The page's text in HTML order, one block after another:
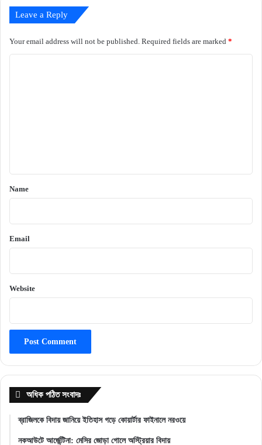
Leave a Reply
Your email address will not be published. Required fields are marked *
*
Name
Email
Website
অধিক পঠিত সংবাদঃ
ব্রাজিলকে বিদায় জানিয়ে ইতিহাস গড়ে কোয়ার্টার ফাইনালে নরওয়ে
নকআউটে আর্জেন্টিনা: মেসির জোড়া গোলে অস্ট্রিয়ার বিদায়